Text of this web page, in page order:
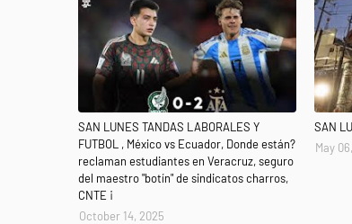
SAN LUNES TANDAS LABORALES Y
FUTBOL , México vs Ecuador, Donde están?
reclaman estudiantes en Veracruz, seguro
del maestro "botín" de sindicatos charros,
CNTE ¡
October 14, 2025
SAN
May